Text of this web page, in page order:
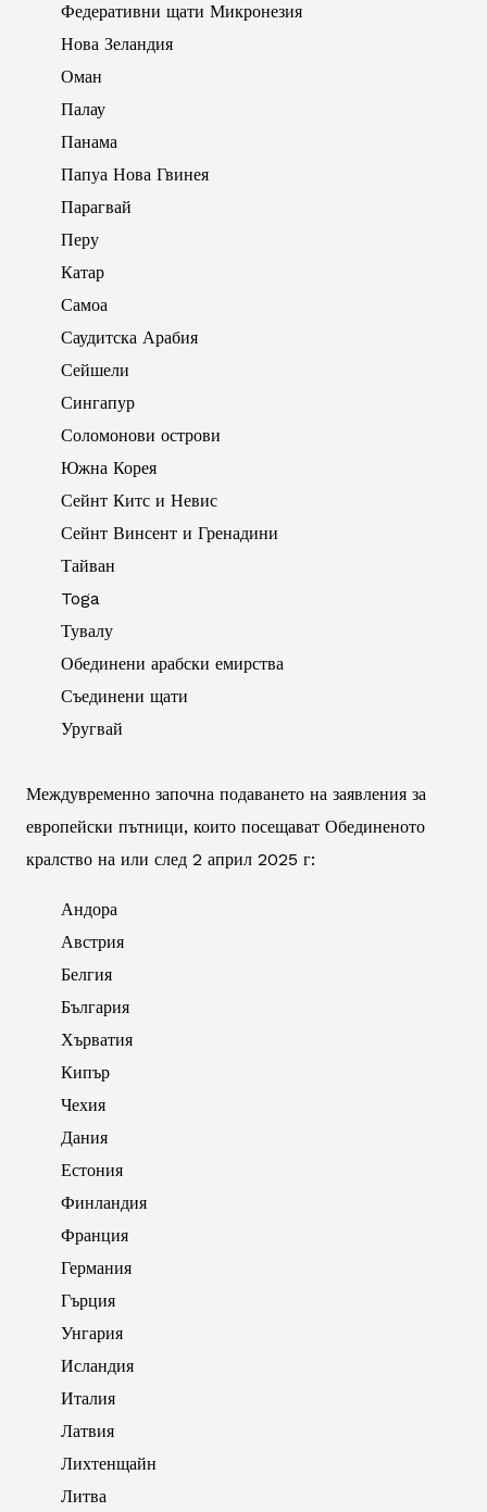
Федеративни щати Микронезия
Нова Зеландия
Оман
Палау
Панама
Папуа Нова Гвинея
Парагвай
Перу
Катар
Самоа
Саудитска Арабия
Сейшели
Сингапур
Соломонови острови
Южна Корея
Сейнт Китс и Невис
Сейнт Винсент и Гренадини
Тайван
Toga
Тувалу
Обединени арабски емирства
Съединени щати
Уругвай
Междувременно започна подаването на заявления за
европейски пътници, които посещават Обединеното
кралство на или след 2 април 2025 г:
Андора
Австрия
Белгия
България
Хърватия
Кипър
Чехия
Дания
Естония
Финландия
Франция
Германия
Гърция
Унгария
Исландия
Италия
Латвия
Лихтенщайн
Литва